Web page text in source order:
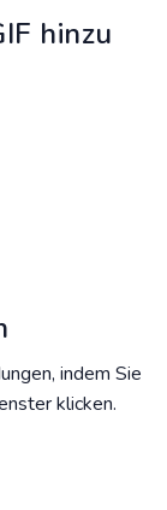
hinzu
indem Sie
klicken.